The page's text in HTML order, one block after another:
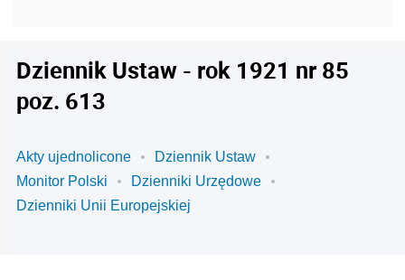
Dziennik Ustaw - rok 1921 nr 85
poz. 613
Akty ujednolicone
Dziennik Ustaw
Monitor Polski
Dzienniki Urzędowe
Dzienniki Unii Europejskiej